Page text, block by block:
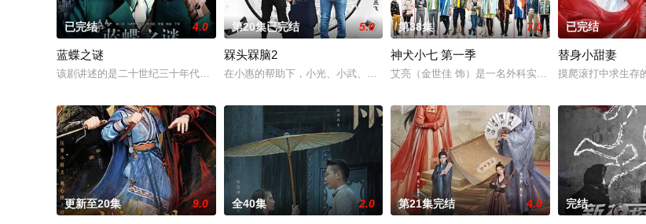
已完结 4.0
蓝蝶之谜
该剧讲述的是二十世纪三十年代的上海，三名集美貌、智慧、胆略于一身的年轻女子组建了女子侦探所，与罪恶展开殊死搏斗，由
第20集已完结 5.0
槑头槑脑2
在小惠的帮助下，小光、小武、小帅成立了一家专门帮人排忧解难的公司，希望能够更好的施
第38集 7.0
神犬小七 第一季
艾亮（金世佳 饰）是一名外科实习医生，误打误撞之
已完结
替身小甜妻
摸爬滚打中求生存
更新至20集 9.0 全40集 2.0 第21集完结 4.0 完结